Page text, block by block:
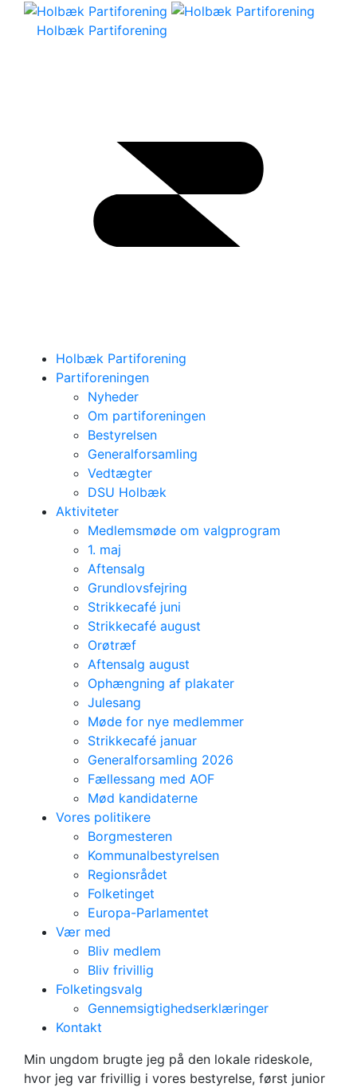
Holbæk Partiforening
Holbæk Partiforening
Partiforeningen
Nyheder
Om partiforeningen
Bestyrelsen
Generalforsamling
Vedtægter
DSU Holbæk
Aktiviteter
Medlemsmøde om valgprogram
1. maj
Aftensalg
Grundlovsfejring
Strikkecafé juni
Strikkecafé august
Orøtræf
Aftensalg august
Ophængning af plakater
Julesang
Møde for nye medlemmer
Strikkecafé januar
Generalforsamling 2026
Fællessang med AOF
Mød kandidaterne
Vores politikere
Borgmesteren
Kommunalbestyrelsen
Regionsrådet
Folketinget
Europa-Parlamentet
Vær med
Bliv medlem
Bliv frivillig
Folketingsvalg
Gennemsigtighedserklæringer
Kontakt
Vipperød
Anders Olesen
Min ungdom brugte jeg på den lokale rideskole,
hvor jeg var frivillig i vores bestyrelse, først junior